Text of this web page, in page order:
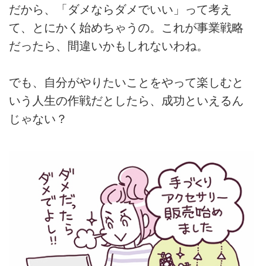
だから、「ダメならダメでいい」って考え
て、とにかく始めちゃうの。これが事業戦略
だったら、間違いかもしれないわね。
でも、自分がやりたいことをやって楽しむと
いう人生の作戦だとしたら、成功といえるん
じゃない？